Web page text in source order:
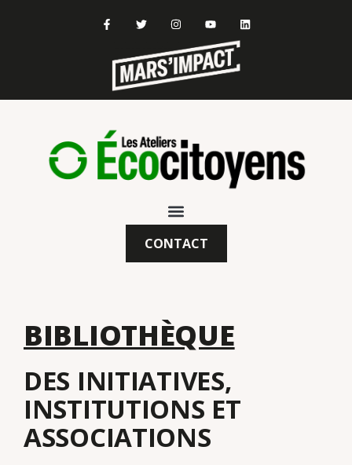
CONTACT
BIBLIOTHÈQUE
DES INITIATIVES,
INSTITUTIONS ET
ASSOCIATIONS